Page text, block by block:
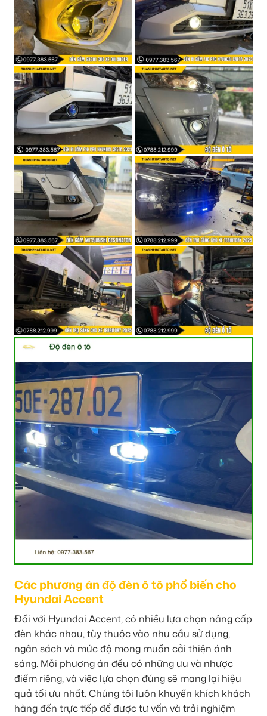
Các phương án độ đèn ô tô phổ biến cho
Hyundai Accent
Đối với Hyundai Accent, có nhiều lựa chọn nâng cấp
đèn khác nhau, tùy thuộc vào nhu cầu sử dụng,
ngân sách và mức độ mong muốn cải thiện ánh
sáng. Mỗi phương án đều có những ưu và nhược
điểm riêng, và việc lựa chọn đúng sẽ mang lại hiệu
quả tối ưu nhất. Chúng tôi luôn khuyến khích khách
hàng đến trực tiếp để được tư vấn và trải nghiệm